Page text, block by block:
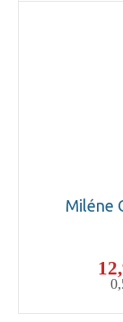
Miléne